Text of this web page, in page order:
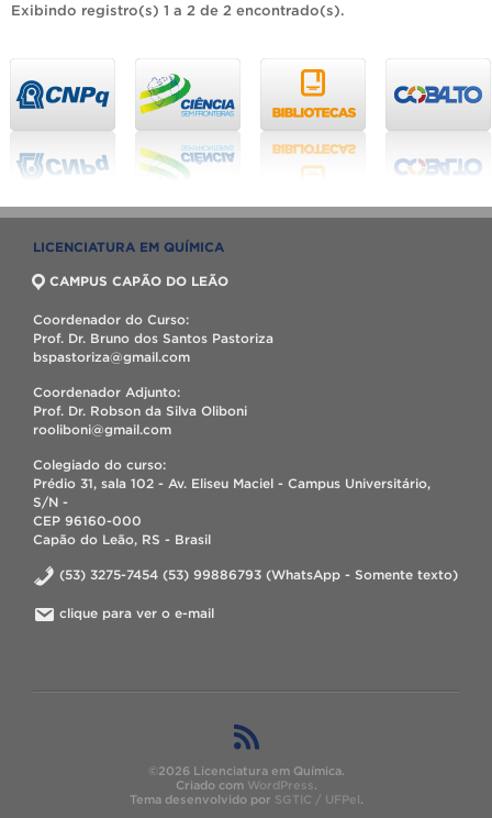
Exibindo registro(s) 1 a 2 de 2 encontrado(s).
LICENCIATURA EM QUÍMICA
CAMPUS CAPÃO DO LEÃO
Coordenador do Curso:
Prof. Dr. Bruno dos Santos Pastoriza
bspastoriza@gmail.com
Coordenador Adjunto:
Prof. Dr. Robson da Silva Oliboni
rooliboni@gmail.com
Colegiado do curso:
Prédio 31, sala 102 - Av. Eliseu Maciel - Campus Universitário,
S/N -
CEP 96160-000
Capão do Leão, RS - Brasil
(53) 3275-7454 (53) 99886793 (WhatsApp - Somente texto)
clique para ver o e-mail
©2026 Licenciatura em Química.
Criado com WordPress.
Tema desenvolvido por SGTIC / UFPel.